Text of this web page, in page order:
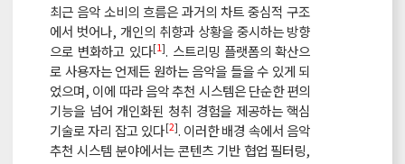
최근 음악 소비의 흐름은 과거의 차트 중심적 구조
에서 벗어나, 개인의 취향과 상황을 중시하는 방향
으로 변화하고 있다[1]. 스트리밍 플랫폼의 확산으
로 사용자는 언제든 원하는 음악을 들을 수 있게 되
었으며, 이에 따라 음악 추천 시스템은 단순한 편의
기능을 넘어 개인화된 청취 경험을 제공하는 핵심
기술로 자리 잡고 있다[2]. 이러한 배경 속에서 음악
추천 시스템 분야에서는 콘텐츠 기반 협업 필터링,